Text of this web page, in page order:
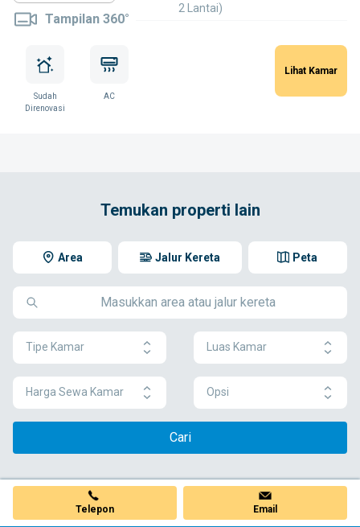
Tampilan 360°
2 Lantai)
Sudah
Direnovasi
AC
Lihat Kamar
Temukan properti lain
Area Peta
Jalur Kereta
Tipe Kamar Luas Kamar
Harga Sewa Kamar Opsi
Cari
Telepon Email